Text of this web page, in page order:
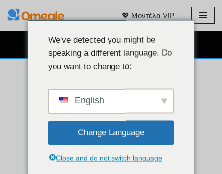
περιεχόμενο
💖 Μοντέλα VIP
ΔΩΡΕΆΝ ΣΥΝΟΜΙΛΊΑ ΜΈΣΩ WEBCAM 👉
We've detected you might be
speaking a different language. Do
you want to change to:
English
Change Language
Close and do not switch language